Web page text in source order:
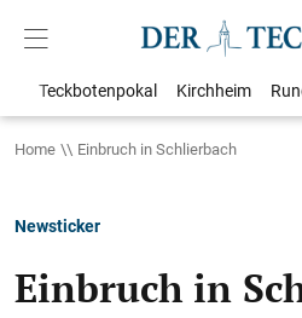
Teckbotenpokal Kirchheim
Home Einbruch in Schlierbach
Newsticker
Einbruch in